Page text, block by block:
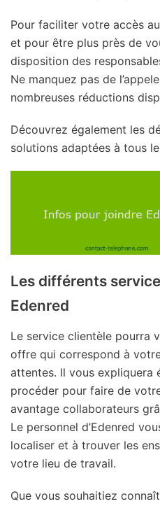
Pour faciliter votre accès
et pour être plus près de
disposition des
Ne manquez pas de
nombreuses réductions
Découvrez également les
solutions adaptées à tous
Les différents
Edenred
Le service clientèle pourra
offre qui correspond à
attentes. Il vous expliquera
procéder pour faire de
avantage collaborateurs
Le personnel d’Edenred
localiser et à trouver les
votre lieu de travail.
Que vous souhaitiez